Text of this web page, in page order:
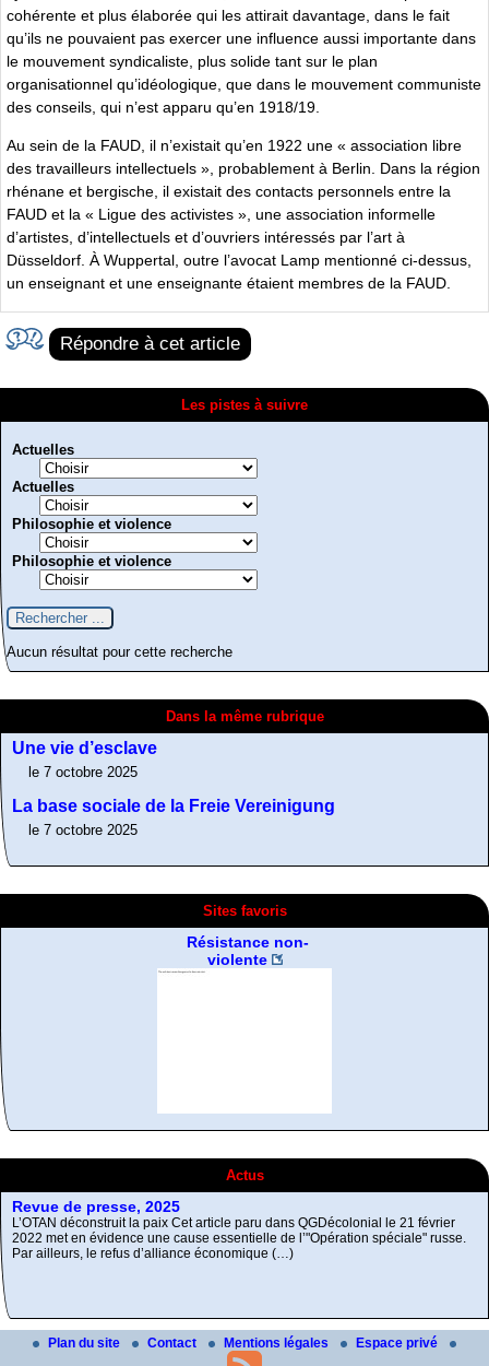
cohérente et plus élaborée qui les attirait davantage, dans le fait
qu’ils ne pouvaient pas exercer une influence aussi importante dans
le mouvement syndicaliste, plus solide tant sur le plan
organisationnel qu’idéologique, que dans le mouvement communiste
des conseils, qui n’est apparu qu’en 1918/19.
Au sein de la FAUD, il n’existait qu’en 1922 une « association libre
des travailleurs intellectuels », probablement à Berlin. Dans la région
rhénane et bergische, il existait des contacts personnels entre la
FAUD et la « Ligue des activistes », une association informelle
d’artistes, d’intellectuels et d’ouvriers intéressés par l’art à
Düsseldorf. À Wuppertal, outre l’avocat Lamp mentionné ci-dessus,
un enseignant et une enseignante étaient membres de la FAUD.
Répondre à cet article
Les pistes à suivre
Actuelles
Actuelles
Philosophie et violence
Philosophie et violence
Aucun résultat pour cette recherche
Dans la même rubrique
Une vie d’esclave
le 7 octobre 2025
La base sociale de la Freie Vereinigung
le 7 octobre 2025
Sites favoris
Résistance non-
Fragments d’Histoire de
A Contretemps, Bulletin
Actus
Revue de presse, 2025
2022 met en évidence une cause essentielle de l’"Opération spéciale" russe.
Par ailleurs, le refus d’alliance économique (…)
L’Autre et le Mal
Comment réunir les contraires antagonistes ?
Plan du site Contact Mentions légales Espace privé